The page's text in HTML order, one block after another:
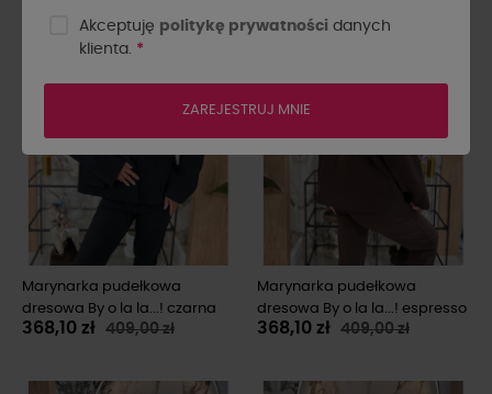
NOWOŚĆ
Marynarka pudełkowa
dresowa By o la la...! czarna
368,10 zł 409,00 zł
-10%
Marynarka pudełkowa
dresowa By o la la...! espresso
368,10 zł 409,00 zł
Akceptuję politykę prywatności danych
klienta. *
ZAREJESTRUJ MNIE